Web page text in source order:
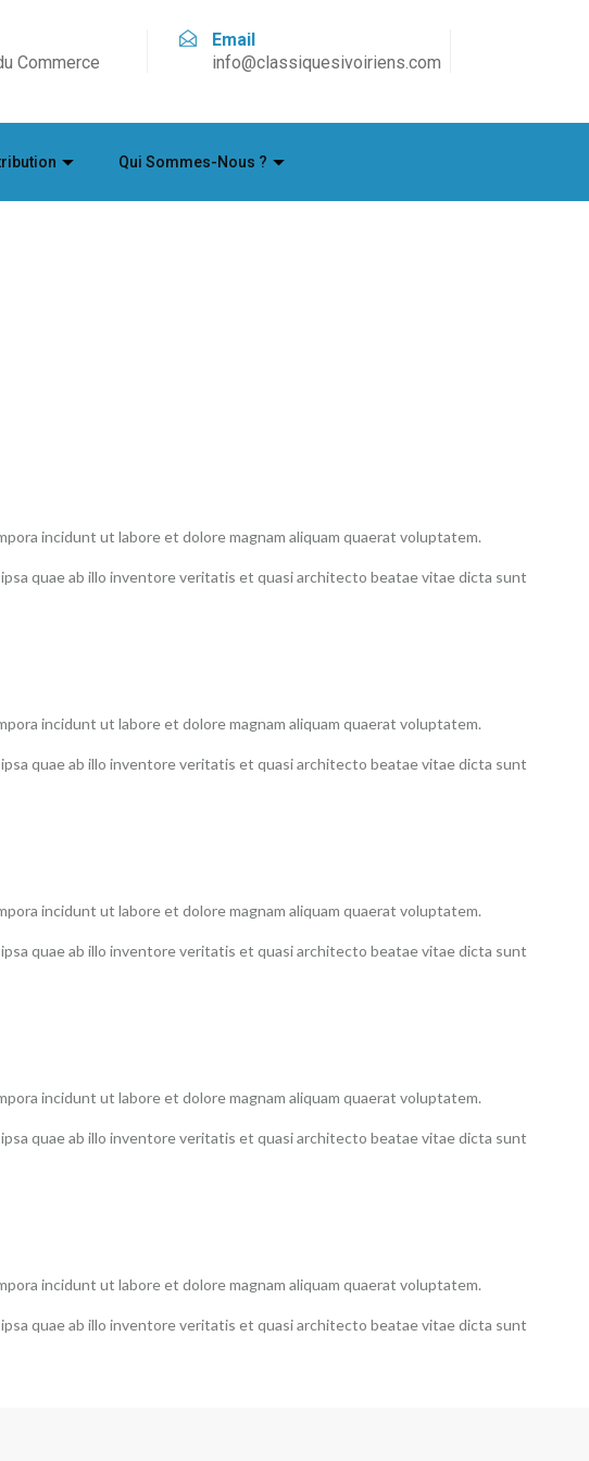
Commerce
Email
info@classiquesivoiriens.com
Qui Sommes-Nous ?
incidunt ut labore et dolore magnam aliquam quaerat voluptatem.
quae ab illo inventore veritatis et quasi architecto beatae vitae dicta sunt
incidunt ut labore et dolore magnam aliquam quaerat voluptatem.
quae ab illo inventore veritatis et quasi architecto beatae vitae dicta sunt
incidunt ut labore et dolore magnam aliquam quaerat voluptatem.
quae ab illo inventore veritatis et quasi architecto beatae vitae dicta sunt
incidunt ut labore et dolore magnam aliquam quaerat voluptatem.
quae ab illo inventore veritatis et quasi architecto beatae vitae dicta sunt
incidunt ut labore et dolore magnam aliquam quaerat voluptatem.
quae ab illo inventore veritatis et quasi architecto beatae vitae dicta sunt